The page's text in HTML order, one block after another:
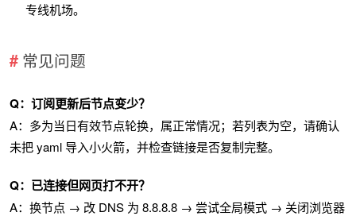
专线机场。
常见问题
Q：订阅更新后节点变少？
A：多为当日有效节点轮换，属正常情况；若列表为空，请确认
未把 yaml 导入小火箭，并检查链接是否复制完整。
Q：已连接但网页打不开？
A：换节点 → 改 DNS 为 8.8.8.8 → 尝试全局模式 → 关闭浏览器